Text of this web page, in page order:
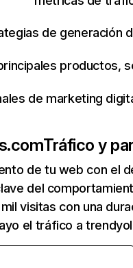
de generación
productos,
de marketing
Tráfico y
de tu web con el
del
visitas con una
el tráfico a